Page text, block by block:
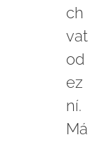
ch
vat
od
ez
ní.
Má